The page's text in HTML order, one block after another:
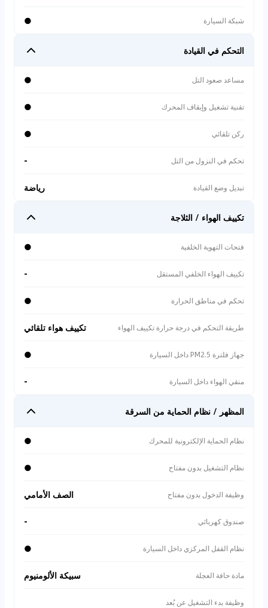
شبكة السيارة ●
التحكم في القيادة
مساعد صعود التل ●
تقنية تشغيل وإيقاف المحرك ●
ركن تلقائي ●
تحكم في النزول من التل -
تبديل وضع القيادة رياضة
تكييف الهواء / الثلاجة
فتحات التهوية الخلفية ●
تكييف الهواء الخلفي المستقل -
تحكم في مناطق الحرارة ●
طريقة التحكم في درجة حرارة تكييف الهواء تكييف هواء تلقائي
جهاز فلترة PM2.5 داخل السيارة ●
منقي الهواء داخل السيارة -
المظهر / نظام الحماية من السرقة
نظام الحماية الإلكترونية للمحرك ●
نظام التشغيل بدون مفتاح ●
وظيفة الدخول بدون مفتاح الصف الأمامي
صندوق كهربائي -
نظام القفل المركزي داخل السيارة ●
مادة حافة العجلة سبيكة الألومنيوم
وظيفة بدء التشغيل عن بُعد